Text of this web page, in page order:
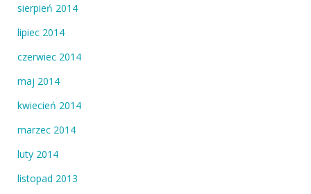
sierpień 2014
lipiec 2014
czerwiec 2014
maj 2014
kwiecień 2014
marzec 2014
luty 2014
listopad 2013